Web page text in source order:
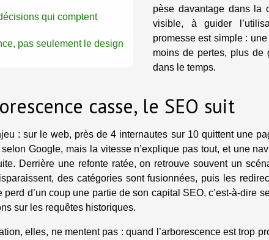
qui comptent
pas seulement le design
pèse davantage dans la
visible, à guider
promesse est simple :
moins de pertes, plus de
dans le temps.
casse, le SEO suit
: sur le web, près de 4 internautes sur 10 quittent une
selon Google, mais la vitesse n’explique pas tout, et une
Derrière une refonte ratée, on retrouve souvent un
des catégories sont fusionnées, puis les
perd d’un coup une partie de son capital SEO, c’est-à-dire
sur les requêtes historiques.
elles, ne mentent pas : quand l’arborescence est trop